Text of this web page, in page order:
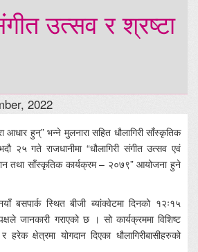
उत्सव र श्रष्टा
2022
आधार हुन्” भन्ने मुलनारा सहित धौलागिरी साँस्कृतिक
२५ गते राजधानीमा “धौलागिरी संगीत उत्सव एवं
तथा साँस्कृतिक कार्यक्रम – २०७९” आयोजना हुने
बसपार्क स्थित बीजी ब्यांक्वेटमा दिनको १२ः१५
जानकारी गराएको छ । सो कार्यक्रममा विशिष्ट
क्षेत्रमा योगदान दिएका धौलागिरीबासीहरुको